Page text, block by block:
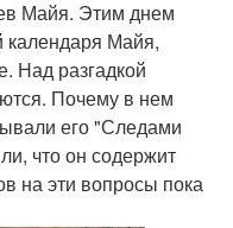
Майя. Этим днем
календаря Майя,
Над разгадкой
Почему в нем
его "Следами
что он содержит
на эти вопросы пока